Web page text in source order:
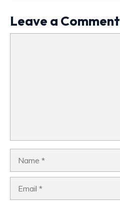
Leave a Comment